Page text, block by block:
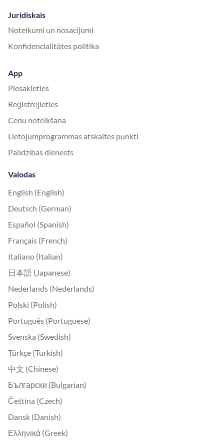
Juridiskais
Noteikumi un nosacījumi
Konfidencialitātes politika
App
Piesakieties
Reģistrējieties
Cenu noteikšana
Lietojumprogrammas atskaites punkti
Palīdzības dienests
Valodas
English (English)
Deutsch (German)
Español (Spanish)
Français (French)
Italiano (Italian)
日本語 (Japanese)
Nederlands (Nederlands)
Polski (Polish)
Português (Portuguese)
Svenska (Swedish)
Türkçe (Turkish)
中文 (Chinese)
Български (Bulgarian)
Čeština (Czech)
Dansk (Danish)
Ελληνικά (Greek)